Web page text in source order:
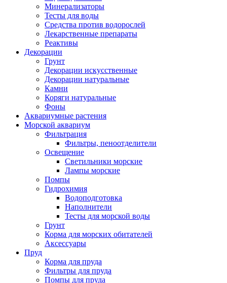
Минерализаторы
Тесты для воды
Средства против водорослей
Лекарственные препараты
Реактивы
Декорации
Грунт
Декорации искусственные
Декорации натуральные
Камни
Коряги натуральные
Фоны
Аквариумные растения
Морской аквариум
Фильтрация
Фильтры, пеноотделители
Освещение
Светильники морские
Лампы морские
Помпы
Гидрохимия
Водоподготовка
Наполнители
Тесты для морской воды
Грунт
Корма для морских обитателей
Аксессуары
Пруд
Корма для пруда
Фильтры для пруда
Помпы для пруда